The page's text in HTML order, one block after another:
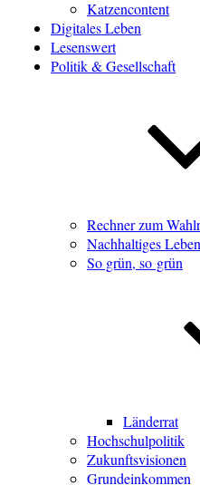
Katzencontent
Digitales Leben
Lesenswert
Politik & Gesellschaft
Rechner zum
Nachhaltiges Leben
So grün, so grün
Länderrat
Hochschulpolitik
Zukunftsvisionen
Grundeinkommen